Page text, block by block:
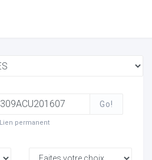
Go!
permanent